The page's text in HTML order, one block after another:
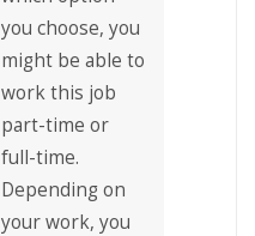
you choose, you
might be able to
work this job
part-time or
full-time.
Depending on
your work, you